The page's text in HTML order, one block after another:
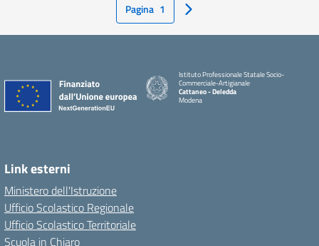
Pagina 1 Pagina Successiva
Istituto Professionale Statale Socio-
Commerciale-Artigianale
Cattaneo - Deledda
Modena
Link esterni
Ministero dell'Istruzione
Ufficio Scolastico Regionale
Ufficio Scolastico Territoriale
Scuola in Chiaro